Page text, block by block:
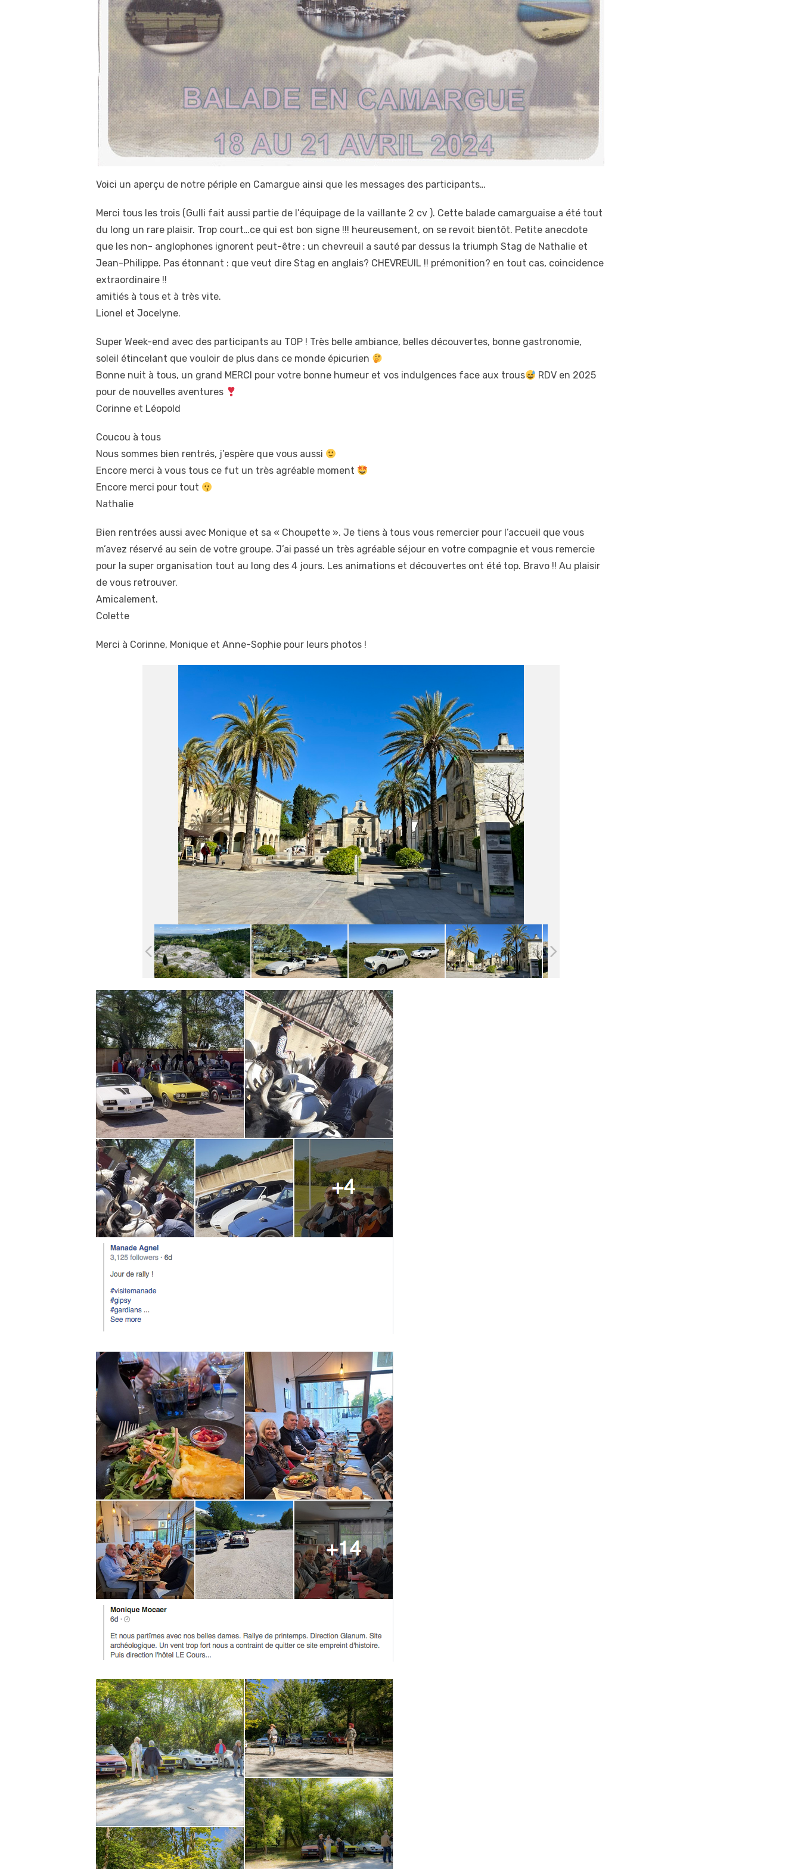
Voici un aperçu de notre périple en Camargue ainsi que les messages des participants…
Merci tous les trois (Gulli fait aussi partie de l’équipage de la vaillante 2 cv ). Cette balade camarguaise a été tout
du long un rare plaisir. Trop court…ce qui est bon signe !!! heureusement, on se revoit bientôt. Petite anecdote
que les non- anglophones ignorent peut-être : un chevreuil a sauté par dessus la triumph Stag de Nathalie et
Jean-Philippe. Pas étonnant : que veut dire Stag en anglais? CHEVREUIL !! prémonition? en tout cas, coincidence
extraordinaire !!
amitiés à tous et à très vite.
Lionel et Jocelyne.
Super Week-end avec des participants au TOP ! Très belle ambiance, belles découvertes, bonne gastronomie,
soleil étincelant que vouloir de plus dans ce monde épicurien
Bonne nuit à tous, un grand MERCI pour votre bonne humeur et vos indulgences face aux trous
RDV en 2025
pour de nouvelles aventures
Corinne et Léopold
Coucou à tous
Nous sommes bien rentrés, j’espère que vous aussi
Encore merci à vous tous ce fut un très agréable moment
Encore merci pour tout
Nathalie
Bien rentrées aussi avec Monique et sa « Choupette ». Je tiens à tous vous remercier pour l’accueil que vous
m’avez réservé au sein de votre groupe. J’ai passé un très agréable séjour en votre compagnie et vous remercie
pour la super organisation tout au long des 4 jours. Les animations et découvertes ont été top. Bravo !! Au plaisir
de vous retrouver.
Amicalement.
Colette
Merci à Corinne, Monique et Anne-Sophie pour leurs photos !